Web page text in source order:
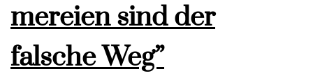
mereien sind der
falsche Weg”